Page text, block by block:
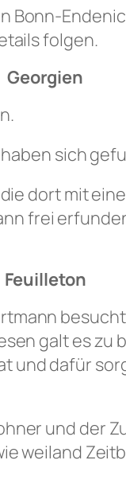
Bonn-
folgen.
Georgien
sich
dort mit
frei
Feuilleton
galt es zu
und dafür
und der
weiland